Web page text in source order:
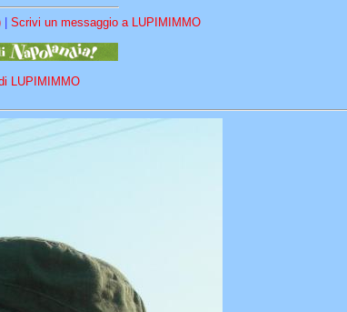
Scrivi un messaggio a LUPIMIMMO
LUPIMIMMO